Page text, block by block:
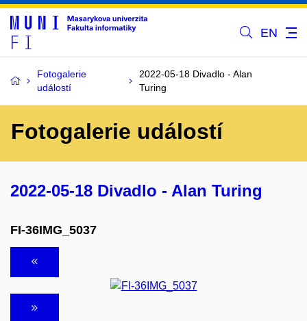
EN
Fotogalerie
událostí
2022-05-18 Divadlo - Alan
Turing
Fotogalerie událostí
2022-05-18 Divadlo - Alan Turing
FI-36IMG_5037